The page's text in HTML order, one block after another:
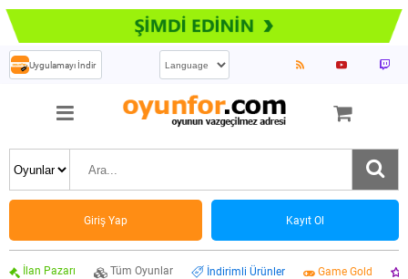
Uygulamayı İndir
Giriş Yap Kayıt Ol
İlan Pazarı Tüm Oyunlar İndirimli Ürünler Game Gold